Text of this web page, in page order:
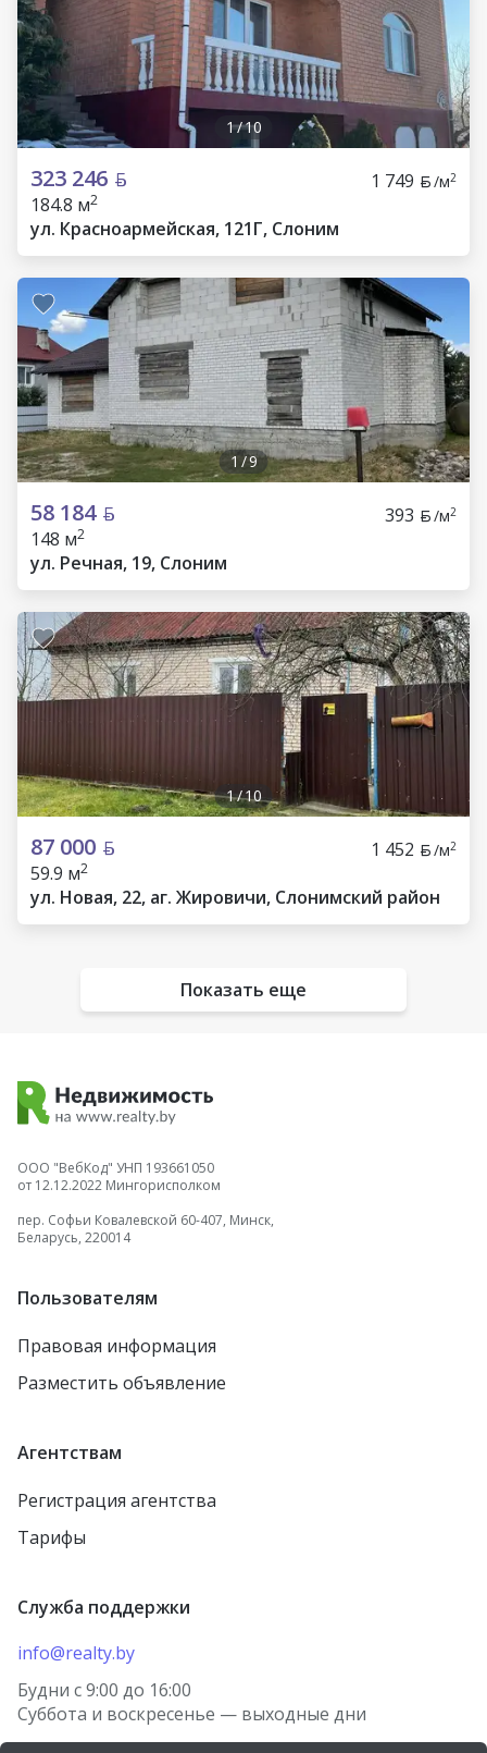
1/10
323 246 1 749 /м2
184.8 м2
ул. Красноармейская, 121Г, Слоним
1/9
58 184 393 /м2
148 м2
ул. Речная, 19, Слоним
1/10
87 000 1 452 /м2
59.9 м2
ул. Новая, 22, аг. Жировичи, Слонимский район
Показать еще
ООО "ВебКод" УНП 193661050
от 12.12.2022 Мингорисполком
пер. Софьи Ковалевской 60-407, Минск,
Беларусь, 220014
Пользователям
Правовая информация
Разместить объявление
Агентствам
Регистрация агентства
Тарифы
Служба поддержки
info@realty.by
Будни с 9:00 до 16:00
Суббота и воскресенье — выходные дни